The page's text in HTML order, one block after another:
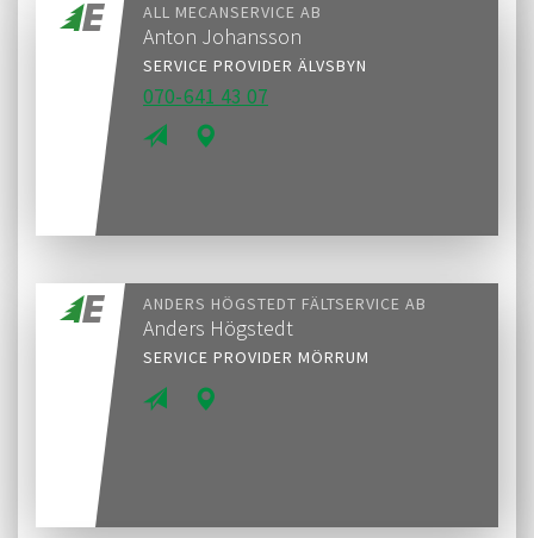
ALL MECANSERVICE AB
Anton Johansson
SERVICE PROVIDER ÄLVSBYN
070-641 43 07
ANDERS HÖGSTEDT FÄLTSERVICE AB
Anders Högstedt
SERVICE PROVIDER MÖRRUM